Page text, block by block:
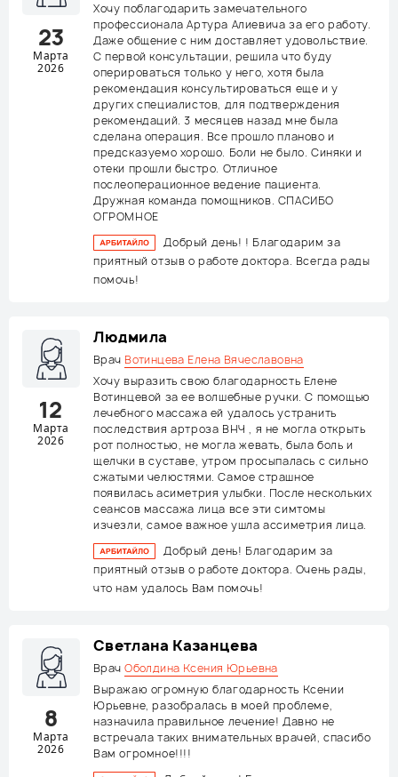
23
Марта
2026
Хочу поблагодарить замечательного
профессионала Артура Алиевича за его работу.
Даже общение с ним доставляет удовольствие.
С первой консультации, решила что буду
оперироваться только у него, хотя была
рекомендация консультироваться еще и у
других специалистов, для подтверждения
рекомендаций. 3 месяцев назад мне была
сделана операция. Все прошло планово и
предсказуемо хорошо. Боли не было. Синяки и
отеки прошли быстро. Отличное
послеоперационное ведение пациента.
Дружная команда помощников. СПАСИБО
ОГРОМНОЕ
Добрый день! ! Благодарим за
приятный отзыв о работе доктора. Всегда рады
помочь!
12
Марта
2026
Людмила
Врач Вотинцева Елена Вячеславовна
Хочу выразить свою благодарность Елене
Вотинцевой за ее волшебные ручки. С помощью
лечебного массажа ей удалось устранить
последствия артроза ВНЧ , я не могла открыть
рот полностью, не могла жевать, была боль и
щелчки в суставе, утром просыпалась с сильно
сжатыми челюстями. Самое страшное
появилась асиметрия улыбки. После нескольких
сеансов массажа лица все эти симтомы
изчезли, самое важное ушла ассиметрия лица.
Добрый день! Благодарим за
приятный отзыв о работе доктора. Очень рады,
что нам удалось Вам помочь!
8
Марта
2026
Светлана Казанцева
ВрачОболдина Ксения Юрьевна
Выражаю огромную благодарность Ксении
Юрьевне, разобралась в моей проблеме,
назначила правильное лечение! Давно не
встречала таких внимательных врачей, спасибо
Вам огромное!!!!